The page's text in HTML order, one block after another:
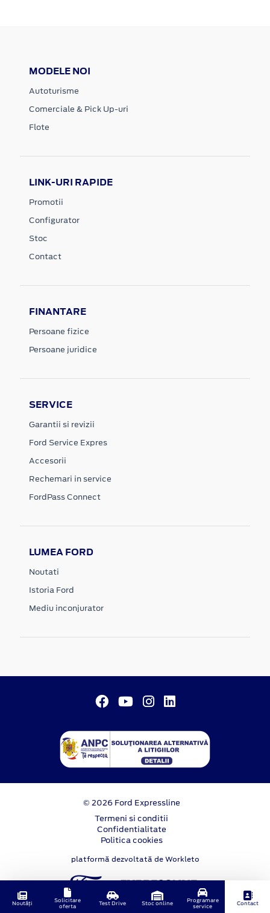
MODELE NOI
Autoturisme
Comerciale & Pick Up-uri
Flote
LINK-URI RAPIDE
Promotii
Configurator
Stoc
Contact
FINANTARE
Persoane fizice
Persoane juridice
SERVICE
Garantii si revizii
Ford Service Expres
Accesorii
Rechemari in service
FordPass Connect
LUMEA FORD
Noutati
Istoria Ford
Mediu inconjurator
© 2026 Ford Expressline
Termeni si conditii
Confidentialitate
Politica cookies
platformă dezvoltată de Workleto
Noutăți
Solicitare
oferta
Test Drive Stoc online
Programare
service
Contact